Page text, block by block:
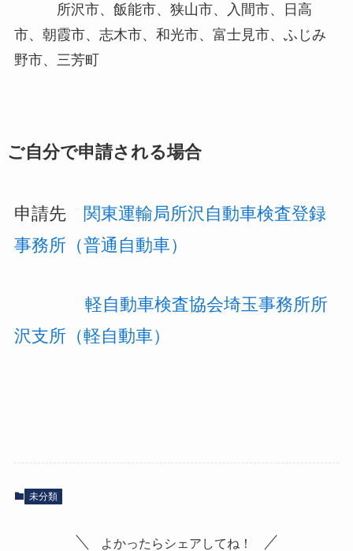
所沢市、飯能市、狭山市、入間市、日高
市、朝霞市、志木市、和光市、富士見市、ふじみ
野市、三芳町
ご自分で申請される場合
申請先 関東運輸局所沢自動車検査登録
事務所（普通自動車）
軽自動車検査協会埼玉事務所所
沢支所（軽自動車）
未分類
よかったらシェアしてね！